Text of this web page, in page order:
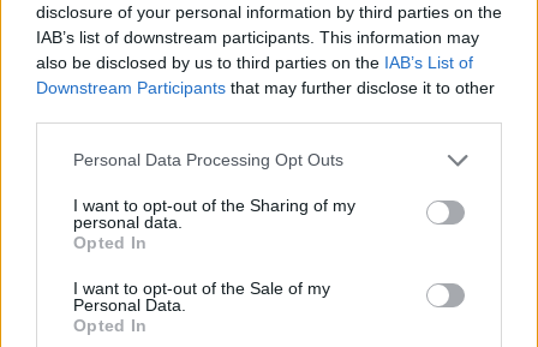
disclosure of your personal information by third parties on the
IAB’s list of downstream participants. This information may
also be disclosed by us to third parties on the IAB’s List of
Downstream Participants that may further disclose it to other
Personal Data Processing Opt Outs
I want to opt-out of the Sharing of my
personal data.
Opted In
I want to opt-out of the Sale of my
Personal Data.
Opted In